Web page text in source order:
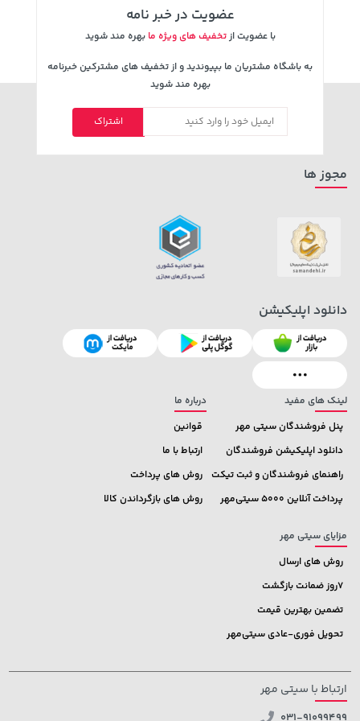
خرید
27,480,000 تومان خرید
242,000 تومان
244,000
عضویت در خبر نامه
با عضویت ازتخفیف های ویژه ما بهره مند شوید
به باشگاه مشتریان ما بپیوندید و از تخفیف های مشترکین خبرنامه
بهره مند شوید
اشتراک
لینک های مفید
پنل فروشندگان سیتی مهر
دانلود اپلیکیشن فروشندگان
راهنمای فروشندگان و ثبت تیکت
پرداخت آنلاین 5000 سیتی‌مهر
درباره ما
قوانین
ارتباط با ما
روش های پرداخت
روش های بازگرداندن کالا
مزایای سیتی مهر
روش های ارسال
7روز ضمانت بازگشت
تضمین بهترین قیمت
تحویل فوری-عادی سیتی‌مهر
مجوز ها
دانلود اپلیکیشن
ارتباط با سیتی مهر
031-91099499